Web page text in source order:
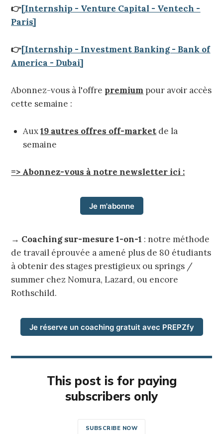
👉[Internship - Venture Capital - Ventech -
Paris]
👉[Internship - Investment Banking - Bank of
America - Dubai]
Abonnez-vous à l'offre premium pour avoir accès
cette semaine :
Aux19 autres offres off-market de la
semaine
=> Abonnez-vous à notre newsletter ici :
Je m'abonne
→ Coaching sur-mesure 1-on-1 : notre méthode
de travail éprouvée a amené plus de 80 étudiants
à obtenir des stages prestigieux ou springs /
summer chez Nomura, Lazard, ou encore
Rothschild.
Je réserve un coaching gratuit avec PREPZfy
This post is for paying
subscribers only
SUBSCRIBE NOW